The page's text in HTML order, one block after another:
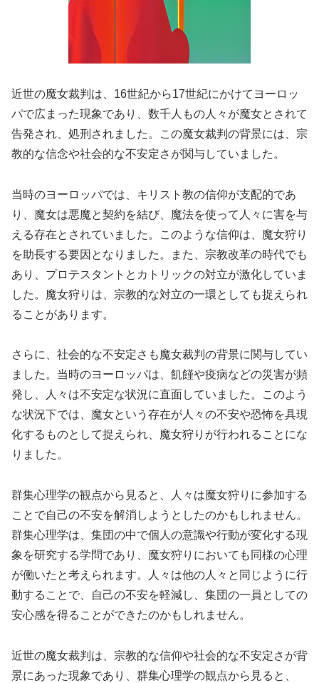
近世の魔女裁判は、16世紀から17世紀にかけてヨーロッ
パで広まった現象であり、数千人もの人々が魔女とされて
告発され、処刑されました。この魔女裁判の背景には、宗
教的な信念や社会的な不安定さが関与していました。
当時のヨーロッパでは、キリスト教の信仰が支配的であ
り、魔女は悪魔と契約を結び、魔法を使って人々に害を与
える存在とされていました。このような信仰は、魔女狩り
を助長する要因となりました。また、宗教改革の時代でも
あり、プロテスタントとカトリックの対立が激化していま
した。魔女狩りは、宗教的な対立の一環としても捉えられ
ることがあります。
さらに、社会的な不安定さも魔女裁判の背景に関与してい
ました。当時のヨーロッパは、飢饉や疫病などの災害が頻
発し、人々は不安定な状況に直面していました。このよう
な状況下では、魔女という存在が人々の不安や恐怖を具現
化するものとして捉えられ、魔女狩りが行われることにな
りました。
群集心理学の観点から見ると、人々は魔女狩りに参加する
ことで自己の不安を解消しようとしたのかもしれません。
群集心理学は、集団の中で個人の意識や行動が変化する現
象を研究する学問であり、魔女狩りにおいても同様の心理
が働いたと考えられます。人々は他の人々と同じように行
動することで、自己の不安を軽減し、集団の一員としての
安心感を得ることができたのかもしれません。
近世の魔女裁判は、宗教的な信仰や社会的な不安定さが背
景にあった現象であり、群集心理学の観点から見ると、